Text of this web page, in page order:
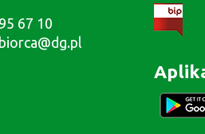
67 10